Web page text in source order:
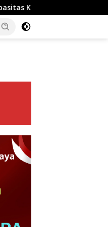
Taruna, Dosen Unwira